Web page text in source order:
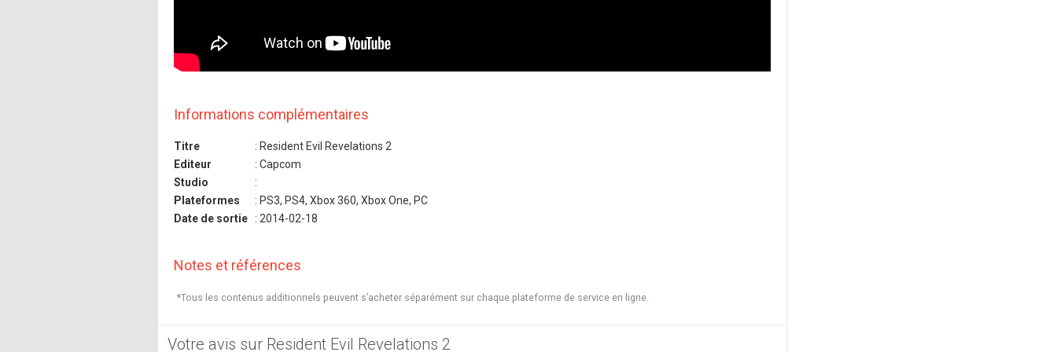
Informations complémentaires
Titre
: Resident Evil Revelations 2
Editeur
: Capcom
Studio
:
Plateformes
: PS3, PS4, Xbox 360, Xbox One, PC
Date de sortie
: 2014-02-18
Notes et références
*Tous les contenus additionnels peuvent s’acheter séparément sur chaque plateforme de service en ligne.
Votre avis sur Resident Evil Revelations 2